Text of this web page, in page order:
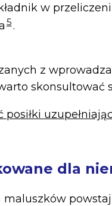
w
5.
z
skonsultować
dla